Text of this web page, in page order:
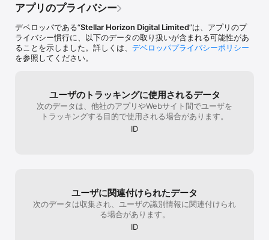
訳、ビジネス翻訳、旅行翻訳、観光翻訳、医療翻訳など、さまざま
な翻訳ニーズにお応えします！
翻訳の神器になりましょう！
私たちはAIインテリジェント音声チャットオンライン翻訳を導入し
ました。99.9%の正確性で深い翻訳ニーズを解決します。中国語
語、ヘブライ語、ペルシャ語、マルタ語、ベトナム語、ポーランド
語、インドネシア語、マレー語、ラオ語、ビルマ語、ブルネイ語、
フィリピン語、韓国語、ウクライナ語、ウイグル語、チベット語、
カンボジア語、スウェーデン語、トルコ語、マレー語、スロバキア
プリです。中国、アメリカ、日本、タイ、韓国、ロシア、オースト
ラリア、ニュージーランド、カナダ、イギリス、フランス、スペイ
ン、ポルトガル、ハンガリー、マルタ、アルジェリア、イスラエ
ル、タンザニア、エジプト、南アフリカ、ブラジル、アルゼンチ
ン、メキシコ、中東のアラブ首長国連邦、カタール、サウジアラビ
アプリのプライバシー
デベロッパである“Stellar Horizon Digital Limited”は、アプリのプ
ライバシー慣行に、以下のデータの取り扱いが含まれる可能性があ
ることを示しました。詳しくは、 デベロッパプライバシーポリシー
を参照してください。
ユーザのトラッキングに使用されるデータ
次のデータは、他社のアプリやWebサイト間でユーザを
トラッキングする目的で使用される場合があります。
ID
ユーザに関連付けられたデータ
次のデータは収集され、ユーザの識別情報に関連付けられ
る場合があります。
ID